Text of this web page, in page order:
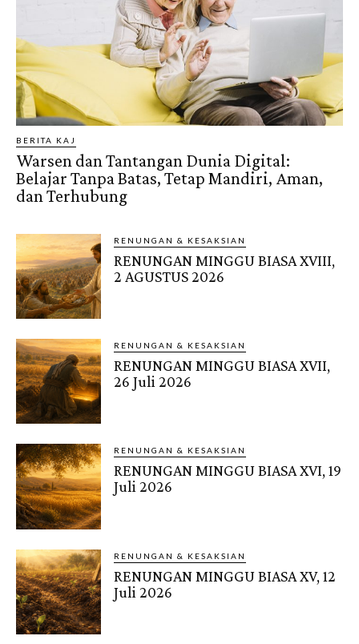
BERITA KAJ
Warsen dan Tantangan Dunia Digital:
Belajar Tanpa Batas, Tetap Mandiri, Aman,
dan Terhubung
RENUNGAN & KESAKSIAN
RENUNGAN MINGGU BIASA XVIII,
2 AGUSTUS 2026
RENUNGAN & KESAKSIAN
RENUNGAN MINGGU BIASA XVII,
26 Juli 2026
RENUNGAN & KESAKSIAN
RENUNGAN MINGGU BIASA XVI, 19
Juli 2026
RENUNGAN & KESAKSIAN
RENUNGAN MINGGU BIASA XV, 12
Juli 2026